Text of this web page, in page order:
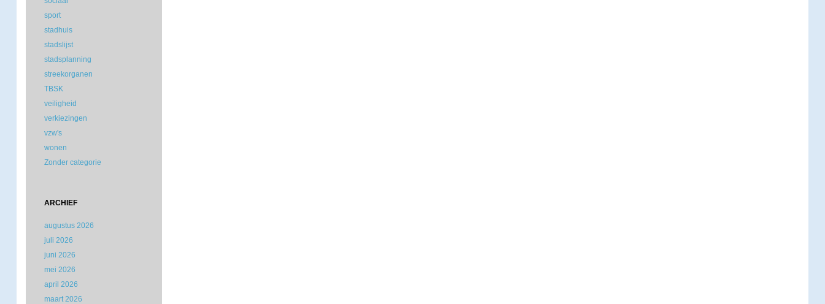
sport
stadhuis
stadslijst
stadsplanning
streekorganen
TBSK
veiligheid
verkiezingen
vzw's
wonen
Zonder categorie
ARCHIEF
augustus 2026
juli 2026
juni 2026
mei 2026
april 2026
maart 2026